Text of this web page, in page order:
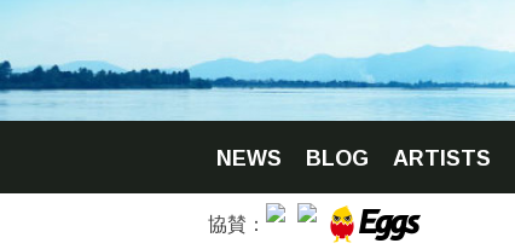
NEWS BLOG ARTISTS